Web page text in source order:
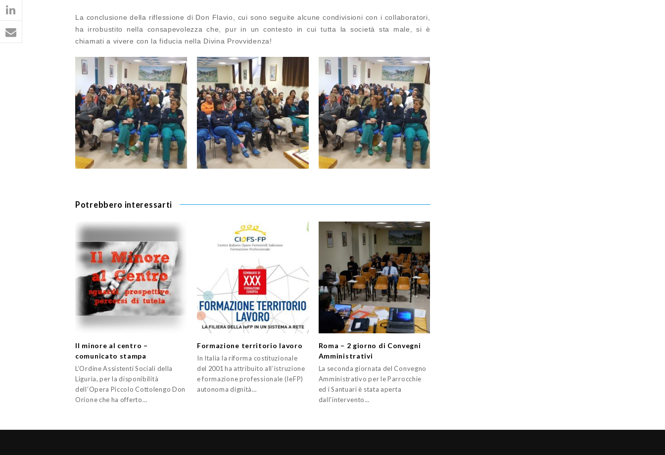
La conclusione della riflessione di Don Flavio, cui sono seguite alcune condivisioni con i collaboratori,
ha irrobustito nella consapevolezza che, pur in un contesto in cui tutta la società sta male, si è
chiamati a vivere con la fiducia nella Divina Provvidenza!
Potrebbero interessarti
Il minore al centro –
comunicato stampa
L’Ordine Assistenti Sociali della
Liguria, per la disponibilità
dell’Opera Piccolo Cottolengo Don
Orione che ha offerto…
Formazione territorio lavoro
In Italia la riforma costituzionale
del 2001 ha attribuito all’istruzione
e formazione professionale (IeFP)
autonoma dignità…
Roma – 2 giorno di Convegni
Amministrativi
La seconda giornata del Convegno
Amministrativo per le Parrocchie
ed i Santuari è stata aperta
dall’intervento…